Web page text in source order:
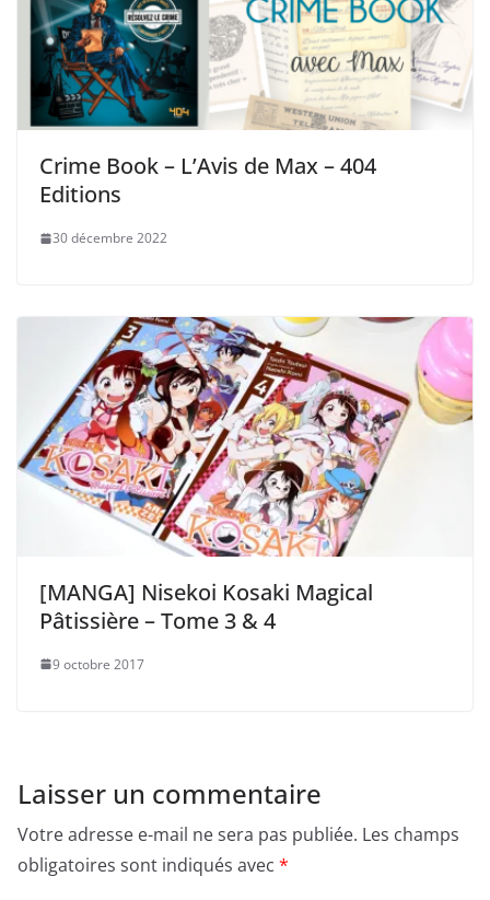
Crime Book – L’Avis de Max – 404
Editions
30 décembre 2022
[MANGA] Nisekoi Kosaki Magical
Pâtissière – Tome 3 & 4
9 octobre 2017
Laisser un commentaire
Votre adresse e-mail ne sera pas publiée. Les champs
obligatoires sont indiqués avec *